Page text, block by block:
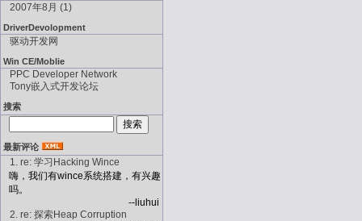
2007年8月 (1)
DriverDevolopment
驱动开发网
Win CE/Moblie
PPC Developer Network
Tony嵌入式开发论坛
搜索
最新评论
1. re: 学习Hacking Wince
嗨，我们有wince系统搭建，有兴趣
吗。
--liuhui
2. re: 探索Heap Corruption